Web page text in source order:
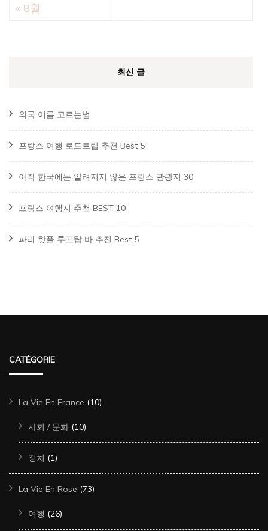
« 8월
최신 글
외국 이름 고르는법
프랑스 여행 로드트립 추천 Best 5
아직 한국에는 알려지지 않은 프랑스 관광지 30
프랑스 여행지 추천 BEST 10
파리 핫플 루프탑 바 추천 Best 5
CATÉGORIE
La Vie En France (10)
사회 / 문화 (10)
정치 (1)
La Vie En Rose (73)
여행 (26)